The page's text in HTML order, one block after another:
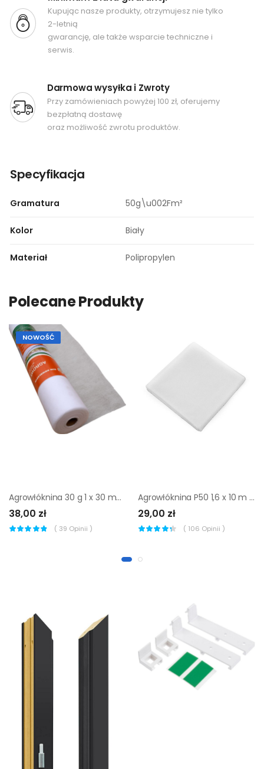
Kupując nasze produkty, otrzymujesz nie tylko
2-letnią
gwarancję, ale także wsparcie techniczne i
serwis.
Darmowa wysyłka i Zwroty
Przy zamówieniach powyżej 100 zł, oferujemy
bezpłatną dostawę
oraz możliwość zwrotu produktów.
Specyfikacja
Gramatura 50g\u002Fm²
Kolor Biały
Materiał Polipropylen
Polecane Produkty
NOWOŚĆ
Agrowłóknina 30 g 1 x 30 mb biała
38,00 zł
( 39 Opinii )
Agrowłóknina P50 1,6 x 10 m biała
29,00 zł
( 106 Opinii )